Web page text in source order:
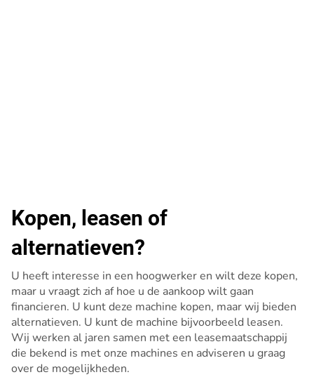
Kopen, leasen of
alternatieven?
U heeft interesse in een hoogwerker en wilt deze kopen,
maar u vraagt zich af hoe u de aankoop wilt gaan
financieren. U kunt deze machine kopen, maar wij bieden
alternatieven. U kunt de machine bijvoorbeeld leasen.
Wij werken al jaren samen met een leasemaatschappij
die bekend is met onze machines en adviseren u graag
over de mogelijkheden.